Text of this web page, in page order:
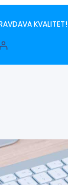
KVALITET!